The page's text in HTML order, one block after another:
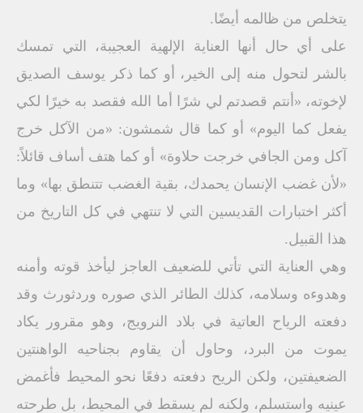
يتخلص من ظالمه أيضًا.
على أي حال أنها العناية الإلهية العجيبة، التي تمسك
بالشر لتحول منه إلى الخير، أو كما ذكر يوسف الصديق
لإخوته، «أنتم قصدتم لي شرًا أما الله فقصد به خيرًا لكي
يفعل كما اليوم» أو كما قال شمشون: «من الآكل خرج
آكل ومن الجافي خرجت حلاوة» أو كما هتف أساف قائلاً:
«لأن غضب الإنسان يحمدك، بقية الغضب تتنطق بها» وما
أكثر اختبارات القديسين التي لا تنتهي في كل التاريخ من
هذا القبيل.
وهي العناية التي تأتي للضعيف العاجز ليأخذ قوته وأمنه
وهدوءه وسلامه، كذلك الطائر الذي صوره وردثورث وقد
دفعته الرياح العاتية في بلاد النرويج، وهو مقرور يكاد
يموت من البرد، وحاول أن يقاوم بجناحيه الواهنتين
الضعيفتين، ولكن الريح دفعته دفعًا نحو المحيط فأغمض
عينيه واستسلم، ولكنه لم يسقط في المحيط، بل طرحته